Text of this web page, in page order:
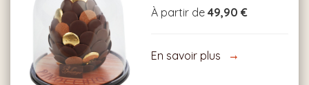
À partir de49,90 €
En savoir plus